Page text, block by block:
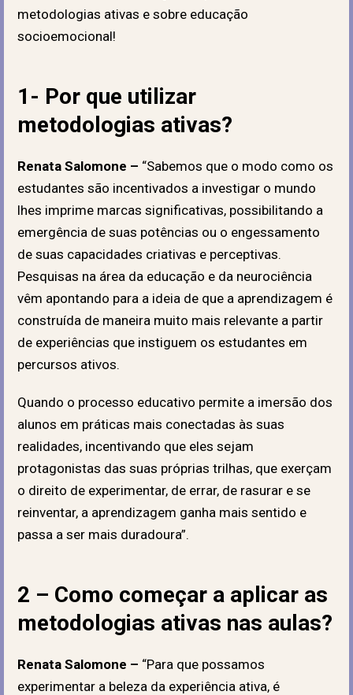
metodologias ativas e sobre educação
socioemocional!
1- Por que utilizar
metodologias ativas?
Renata Salomone – “Sabemos que o modo como os
estudantes são incentivados a investigar o mundo
lhes imprime marcas significativas, possibilitando a
emergência de suas potências ou o engessamento
de suas capacidades criativas e perceptivas.
Pesquisas na área da educação e da neurociência
vêm apontando para a ideia de que a aprendizagem é
construída de maneira muito mais relevante a partir
de experiências que instiguem os estudantes em
percursos ativos.
Quando o processo educativo permite a imersão dos
alunos em práticas mais conectadas às suas
realidades, incentivando que eles sejam
protagonistas das suas próprias trilhas, que exerçam
o direito de experimentar, de errar, de rasurar e se
reinventar, a aprendizagem ganha mais sentido e
passa a ser mais duradoura”.
2 – Como começar a aplicar as
metodologias ativas nas aulas?
Renata Salomone – “Para que possamos
experimentar a beleza da experiência ativa, é